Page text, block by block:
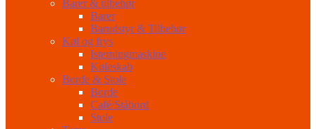
Barer & tilbehør
Barer
Barudstyr & Tilbehør
Køl og frys
Isterningmaskine
Køleskab
Borde & Stole
Borde
Café/Ståbord
Stole